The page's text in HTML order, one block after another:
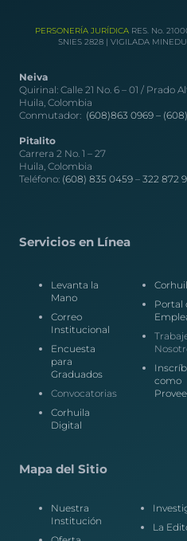
PERSONERÍA JURÍDICA RES. No.
SNIES 2828 | VIGILADA
Neiva
Quirinal: Calle 21 No. 6 – 01 / Prado
Huila, Colombia
Conmutador: (608)863 0969 –
Pitalito
Carrera 2 No. 1 – 27
Huila, Colombia
Teléfono: (608) 835 0459 – 322 872
Servicios en Línea
Levanta la
Mano
Correo
Institucional
Encuesta
para
Graduados
Convocatorias
Corhuila
Digital
Portal
como
Mapa del Sitio
Nuestra
Institución
La